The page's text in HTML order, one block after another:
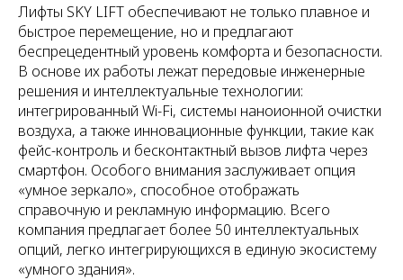
Лифты SKY LIFT обеспечивают не только плавное и
быстрое перемещение, но и предлагают
беспрецедентный уровень комфорта и безопасности.
В основе их работы лежат передовые инженерные
решения и интеллектуальные технологии:
интегрированный Wi-Fi, системы наноионной очистки
воздуха, а также инновационные функции, такие как
фейс-контроль и бесконтактный вызов лифта через
смартфон. Особого внимания заслуживает опция
«умное зеркало», способное отображать
справочную и рекламную информацию. Всего
компания предлагает более 50 интеллектуальных
опций, легко интегрирующихся в единую экосистему
«умного здания».